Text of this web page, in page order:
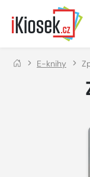
Přejít na hlavní obsah
E-knihy